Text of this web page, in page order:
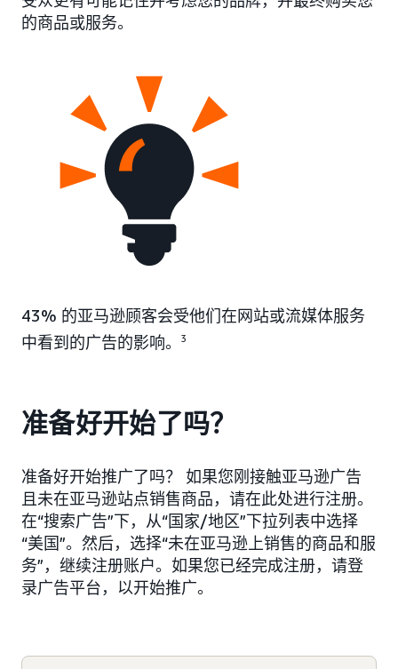
的商品或服务。
43% 的亚马逊顾客会受他们在网站或流媒体服务
中看到的广告的影响。
3
准备好开始了吗？
准备好开始推广了吗？ 如果您刚接触亚马逊广告
且未在亚马逊站点销售商品，请在此处进行注册。
在“搜索广告”下，从“国家/地区”下拉列表中选择
“美国”。然后，选择“未在亚马逊上销售的商品和服
务”，继续注册账户。如果您已经完成注册，请登
录广告平台，以开始推广。